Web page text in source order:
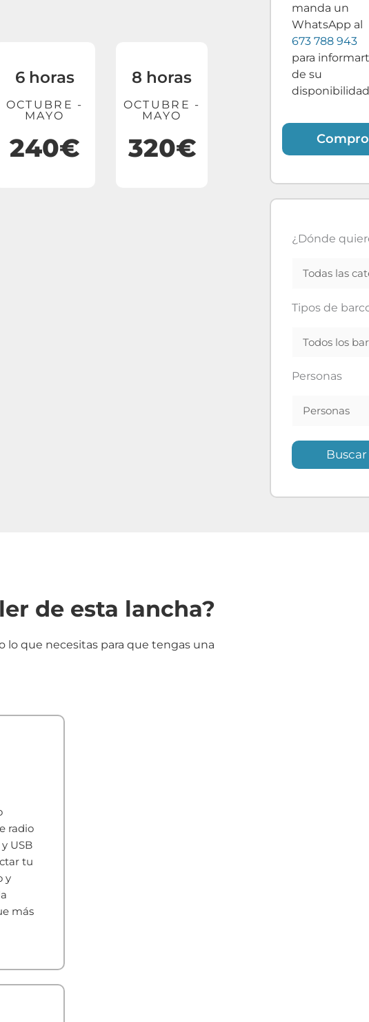
6 horas
OCTUBRE -
MAYO
240€
8 horas
OCTUBRE -
MAYO
320€
manda un
WhatsApp al
673 788 943
para
de su
¿Dónde
Tipos de
Personas
de esta lancha?
lo que necesitas para que tengas una
radio
USB
tu
y
más